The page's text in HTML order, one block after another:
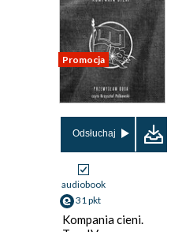
Promocja
Odsłuchaj
audiobook
31 pkt
Kompania cieni.